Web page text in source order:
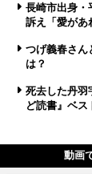
長崎市出身
訴え「愛があ
つげ義春さ
は？
死去した丹
ど読書』ベス
動画